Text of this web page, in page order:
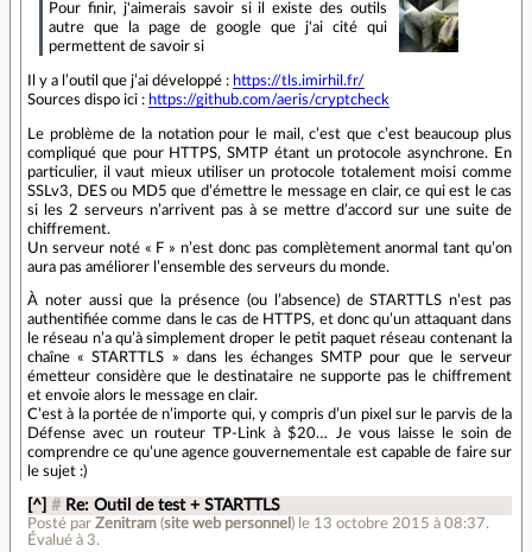
Pour finir, j'aimerais savoir si il existe des outils
autre que la page de google que j'ai cité qui
permettent de savoir si
Il y a l’outil que j’ai développé : https://tls.imirhil.fr/
Sources dispo ici : https://github.com/aeris/cryptcheck
Le problème de la notation pour le mail, c’est que c’est beaucoup plus
compliqué que pour HTTPS, SMTP étant un protocole asynchrone. En
particulier, il vaut mieux utiliser un protocole totalement moisi comme
SSLv3, DES ou MD5 que d’émettre le message en clair, ce qui est le cas
si les 2 serveurs n’arrivent pas à se mettre d’accord sur une suite de
chiffrement.
Un serveur noté « F » n’est donc pas complètement anormal tant qu’on
aura pas améliorer l’ensemble des serveurs du monde.
À noter aussi que la présence (ou l’absence) de STARTTLS n’est pas
authentifiée comme dans le cas de HTTPS, et donc qu’un attaquant dans
le réseau n’a qu’à simplement droper le petit paquet réseau contenant la
chaîne « STARTTLS » dans les échanges SMTP pour que le serveur
émetteur considère que le destinataire ne supporte pas le chiffrement
et envoie alors le message en clair.
C’est à la portée de n’importe qui, y compris d’un pixel sur le parvis de la
Défense avec un routeur TP-Link à $20… Je vous laisse le soin de
comprendre ce qu’une agence gouvernementale est capable de faire sur
le sujet :)
[^] # Re: Outil de test + STARTTLS
Posté parZenitram (site web personnel ) le 13 octobre 2015 à 08:37.
Évalué à 3.